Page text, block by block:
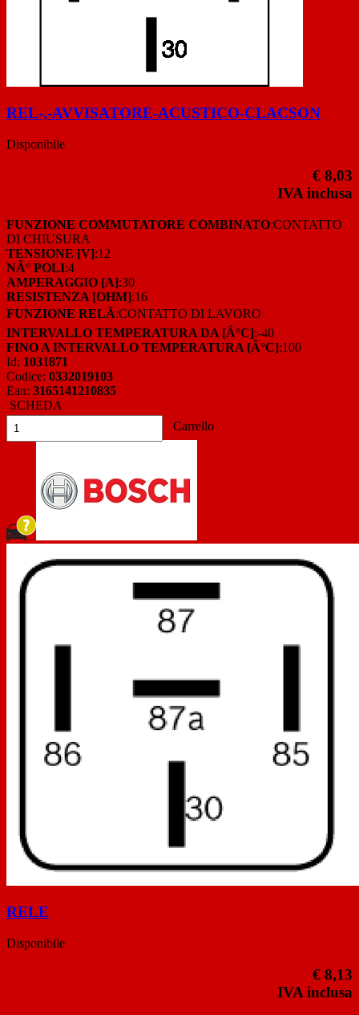
REL-,-AVVISATORE-ACUSTICO-CLACSON
Disponibile
€ 8,03
IVA inclusa
FUNZIONE COMMUTATORE COMBINATO:CONTATTO
DI CHIUSURA
TENSIONE [V]:12
NÂ° POLI:4
AMPERAGGIO [A]:30
RESISTENZA [OHM]:16
FUNZIONE RELÃ:CONTATTO DI LAVORO
INTERVALLO TEMPERATURA DA [Â°C]:-40
FINO A INTERVALLO TEMPERATURA [Â°C]:100
Id: 1031871
Codice: 0332019103
Ean: 3165141210835
SCHEDA
Carrello
RELE
Disponibile
€ 8,13
IVA inclusa